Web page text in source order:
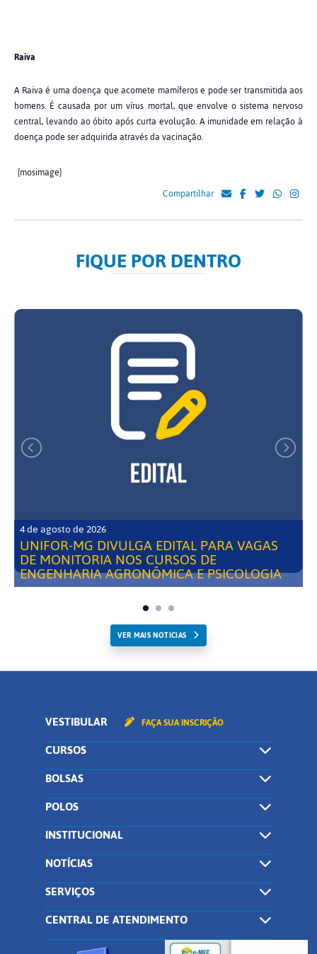
Raiva
A Raiva é uma doença que acomete mamíferos e pode ser transmitida aos
homens. É causada por um vírus mortal, que envolve o sistema nervoso
central, levando ao óbito após curta evolução. A imunidade em relação à
doença pode ser adquirida através da vacinação.
{mosimage}
Compartilhar
FIQUE POR DENTRO
4 de agosto de 2026
UNIFOR-MG DIVULGA EDITAL PARA VAGAS
DE MONITORIA NOS CURSOS DE
ENGENHARIA AGRONÔMICA E PSICOLOGIA
VER MAIS NOTICIAS
VESTIBULAR FAÇA SUA INSCRIÇÃO
CURSOS
BOLSAS
POLOS
INSTITUCIONAL
NOTÍCIAS
SERVIÇOS
CENTRAL DE ATENDIMENTO